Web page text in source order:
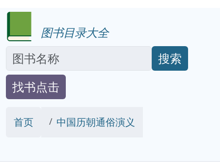
图书目录大全
搜索
找书点击
首页 中国历朝通俗演义